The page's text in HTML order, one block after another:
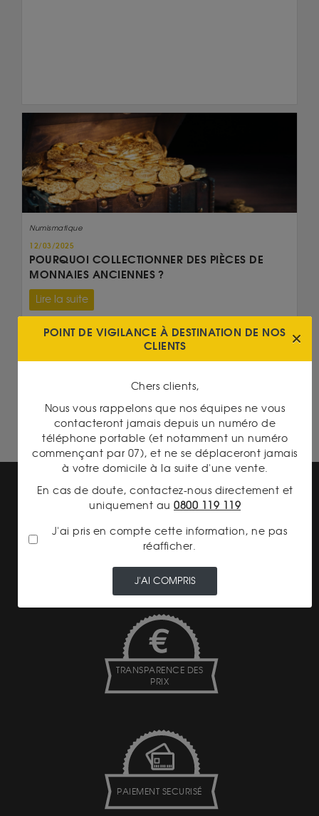
Numismatique
12/03/2025
POURQUOI COLLECTIONNER DES PIÈCES DE
MONNAIES ANCIENNES ?
Lire la suite
On en parle...
20 Francs Napoléon
Britannia 1 Once Or
TRANSPARENCE DES
PRIX
PAIEMENT SECURISÉ
POINT DE VIGILANCE À DESTINATION DE NOS
CLIENTS
Chers clients,
Nous vous rappelons que nos équipes ne vous
contacteront jamais depuis un numéro de
téléphone portable (et notamment un numéro
commençant par 07), et ne se déplaceront jamais
à votre domicile à la suite d'une vente.
En cas de doute, contactez-nous directement et
uniquement au 0800 119 119
J'ai pris en compte cette information, ne pas
réafficher.
J'AI COMPRIS